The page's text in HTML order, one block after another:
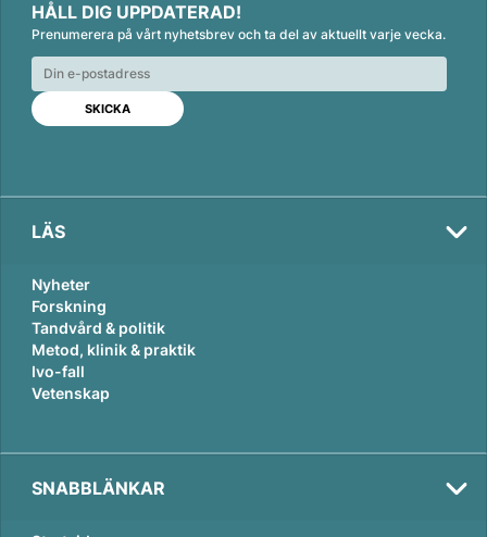
n
k
e
d
n
c
e
b
o
o
k
a
i
l
HÅLL DIG UPPDATERAD!
Prenumerera på vårt nyhetsbrev och ta del av aktuellt varje vecka.
LÄS
Nyheter
Forskning
Tandvård & politik
Metod, klinik & praktik
Ivo-fall
Vetenskap
SNABBLÄNKAR